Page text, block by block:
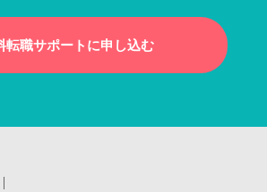
転職サポートに申し込む